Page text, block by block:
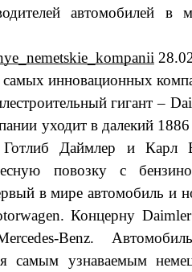
автомобилей в
самых инновационных
гигант –
уходит в далекий
Готлиб Даймлер и Карл
повозку с
в мире автомобиль и
Концерну
Benz.
самым узнаваемым